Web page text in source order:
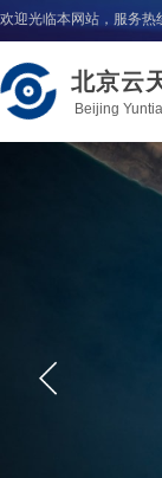
欢迎光临本网站，服务热
北京云
Beijing